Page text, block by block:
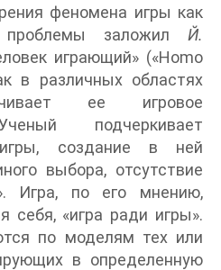
феномена игры как
проблемы заложил Й.
играющий» («Homo
в различных областях
ее игровое
подчеркивает
игры, создание в ней
выбора, отсутствие
Игра, по его мнению,
себя, «игра ради игры».
по моделям тех или
в определенную